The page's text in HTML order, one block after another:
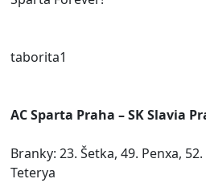
taborita1
AC Sparta Praha – SK Slavia
Branky: 23. Šetka, 49. Penxa,
Teterya